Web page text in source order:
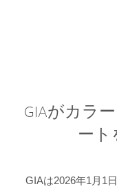
GIAがカラ
ート
GIAは2026年1月1